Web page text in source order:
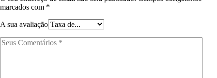
marcados com *
A sua avaliação